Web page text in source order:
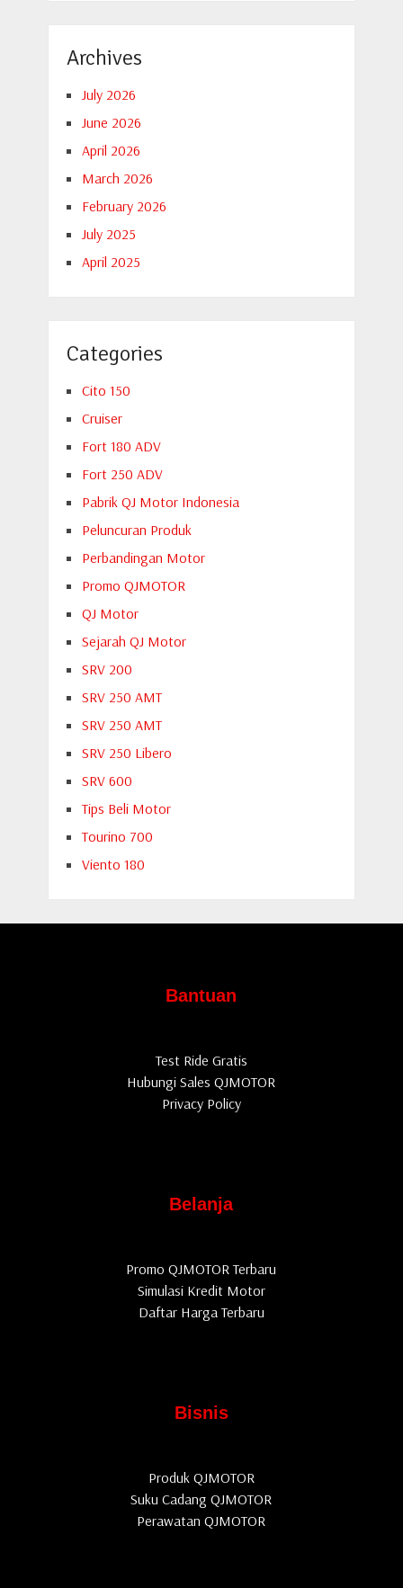
Archives
July 2026
June 2026
April 2026
March 2026
February 2026
July 2025
April 2025
Categories
Cito 150
Cruiser
Fort 180 ADV
Fort 250 ADV
Pabrik QJ Motor Indonesia
Peluncuran Produk
Perbandingan Motor
Promo QJMOTOR
QJ Motor
Sejarah QJ Motor
SRV 200
SRV 250 AMT
SRV 250 AMT
SRV 250 Libero
SRV 600
Tips Beli Motor
Tourino 700
Viento 180
Bantuan
Test Ride Gratis
Hubungi Sales QJMOTOR
Privacy Policy
Belanja
Promo QJMOTOR Terbaru
Simulasi Kredit Motor
Daftar Harga Terbaru
Bisnis
Produk QJMOTOR
Suku Cadang QJMOTOR
Perawatan QJMOTOR